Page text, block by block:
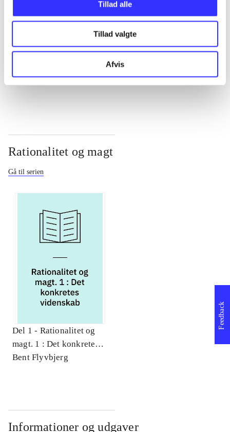
Tillad alle
Tillad valgte
Afvis
Rationalitet og magt
Gå til serien
Del 1 - Rationalitet og
magt. 1 : Det konkretes
videnskab
Bent Flyvbjerg
Informationer og udgaver
Feedback